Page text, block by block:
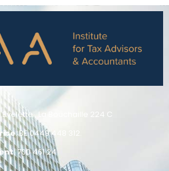
Evelette , La Bouchaille 224 C
: BE 0449 448 312.
: 700 461 24